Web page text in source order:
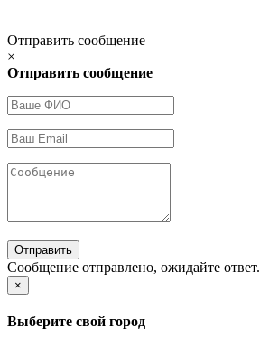
Отправить сообщение
×
Отправить сообщение
Отправить
Сообщение отправлено, ожидайте ответ.
×
Выберите свой город